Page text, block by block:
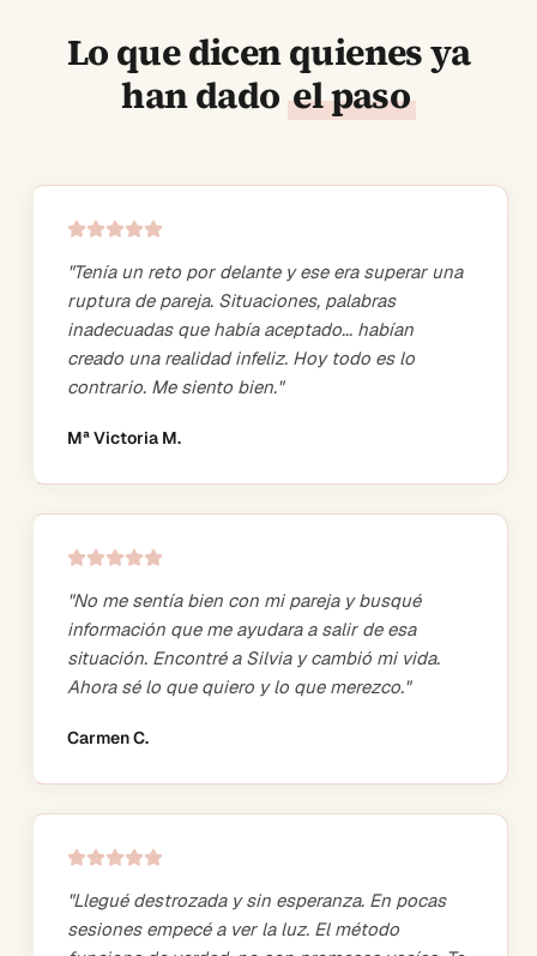
Lo que dicen quienes ya
han dado el paso
"Tenía un reto por delante y ese era superar una
ruptura de pareja. Situaciones, palabras
inadecuadas que había aceptado... habían
creado una realidad infeliz. Hoy todo es lo
contrario. Me siento bien."
Mª Victoria M.
"No me sentía bien con mi pareja y busqué
información que me ayudara a salir de esa
situación. Encontré a Silvia y cambió mi vida.
Ahora sé lo que quiero y lo que merezco."
Carmen C.
"Llegué destrozada y sin esperanza. En pocas
sesiones empecé a ver la luz. El método